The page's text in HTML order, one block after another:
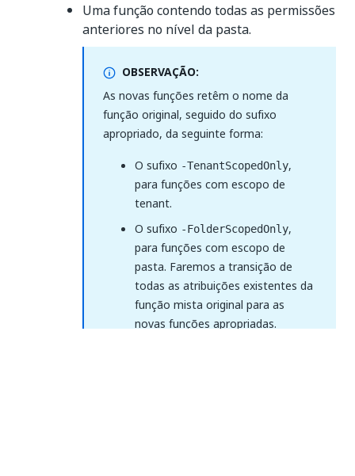
Uma função contendo todas as permissões
anteriores no nível da pasta.
OBSERVAÇÃO:
As novas funções retêm o nome da
função original, seguido do sufixo
apropriado, da seguinte forma:
O sufixo -TenantScopedOnly,
para funções com escopo de
tenant.
O sufixo -FolderScopedOnly,
para funções com escopo de
pasta. Faremos a transição de
todas as atribuições existentes da
função mista original para as
novas funções apropriadas.